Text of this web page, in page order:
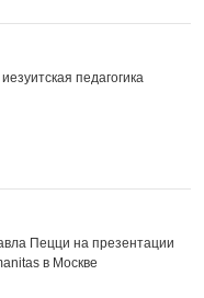
педагогика
Пецци на презентации
в Москве